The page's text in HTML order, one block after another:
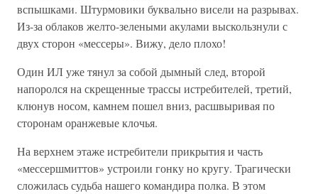
вспышками. Штурмовики буквально висели на разрывах.
Из-за облаков желто-зелеными акулами выскользнули с
двух сторон «мессеры». Вижу, дело плохо!
Один ИЛ уже тянул за собой дымный след, второй
напоролся на скрещенные трассы истребителей, третий,
клюнув носом, камнем пошел вниз, расшвыривая по
сторонам оранжевые клочья.
На верхнем этаже истребители прикрытия и часть
«мессершмиттов» устроили гонку но кругу. Трагически
сложилась судьба нашего командира полка. В этом